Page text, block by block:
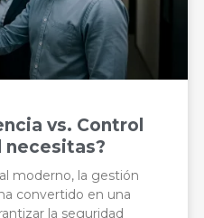
vs. Control
necesitas?
moderno, la gestión
convertido en una
la seguridad